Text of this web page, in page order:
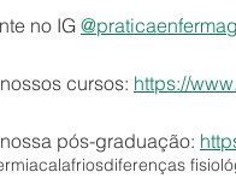
no IG
cursos: https://
pós-graduação:
calafriosdiferenças